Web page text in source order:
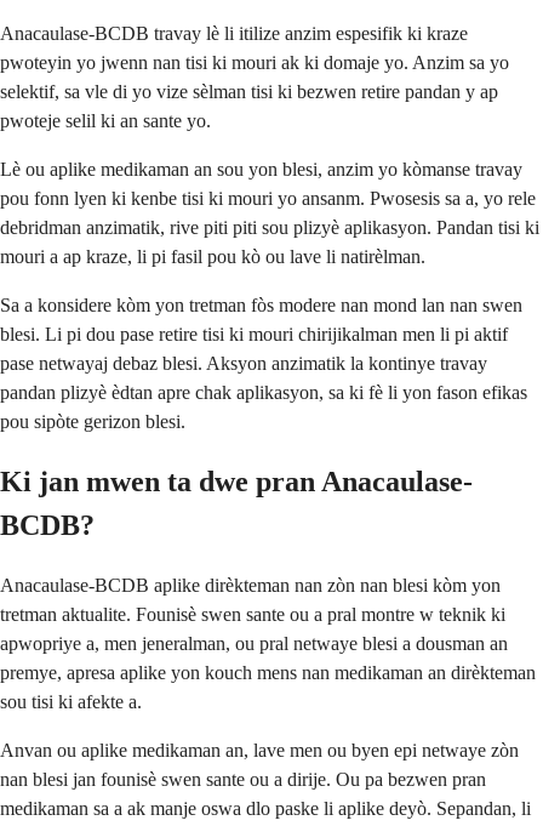
Anacaulase-BCDB travay lè li itilize anzim espesifik ki kraze
pwoteyin yo jwenn nan tisi ki mouri ak ki domaje yo. Anzim sa yo
selektif, sa vle di yo vize sèlman tisi ki bezwen retire pandan y ap
pwoteje selil ki an sante yo.
Lè ou aplike medikaman an sou yon blesi, anzim yo kòmanse travay
pou fonn lyen ki kenbe tisi ki mouri yo ansanm. Pwosesis sa a, yo rele
debridman anzimatik, rive piti piti sou plizyè aplikasyon. Pandan tisi ki
mouri a ap kraze, li pi fasil pou kò ou lave li natirèlman.
Sa a konsidere kòm yon tretman fòs modere nan mond lan nan swen
blesi. Li pi dou pase retire tisi ki mouri chirijikalman men li pi aktif
pase netwayaj debaz blesi. Aksyon anzimatik la kontinye travay
pandan plizyè èdtan apre chak aplikasyon, sa ki fè li yon fason efikas
pou sipòte gerizon blesi.
Ki jan mwen ta dwe pran Anacaulase-
BCDB?
Anacaulase-BCDB aplike dirèkteman nan zòn nan blesi kòm yon
tretman aktualite. Founisè swen sante ou a pral montre w teknik ki
apwopriye a, men jeneralman, ou pral netwaye blesi a dousman an
premye, apresa aplike yon kouch mens nan medikaman an dirèkteman
sou tisi ki afekte a.
Anvan ou aplike medikaman an, lave men ou byen epi netwaye zòn
nan blesi jan founisè swen sante ou a dirije. Ou pa bezwen pran
medikaman sa a ak manje oswa dlo paske li aplike deyò. Sepandan, li